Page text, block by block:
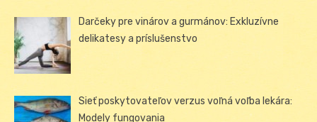
Darčeky pre vinárov a gurmánov: Exkluzívne
delikatesy a príslušenstvo
Sieť poskytovateľov verzus voľná voľba lekára:
Modely fungovania